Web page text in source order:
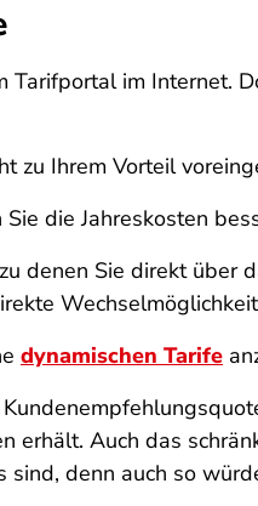
Tarifportal im
zu Ihrem Vorteil
die Jahreskosten
denen Sie direkt
dynamischen Tarife
erhält. Auch das
denn auch so